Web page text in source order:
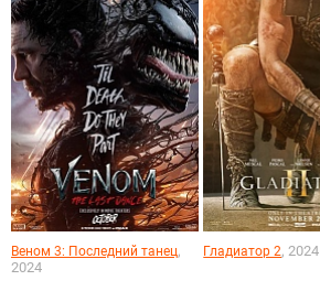
Веном 3: Последний танец,
2024
Гладиатор 2, 2024